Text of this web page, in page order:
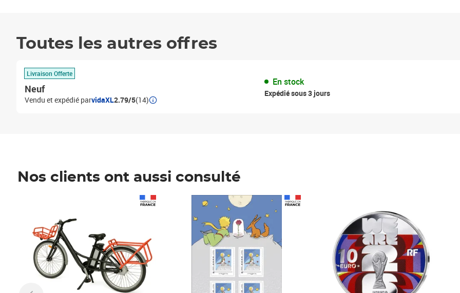
Toutes les autres offres
Livraison Offerte
Neuf
Vendu et expédié parvidaXL2.79/5(14)
En stock
Expédié sous 3 jours
Nos clients ont aussi consulté
Prix 7,50€